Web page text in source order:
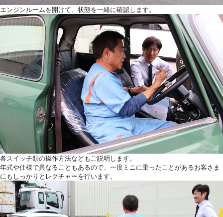
エンジンルームを開けて、状態を一緒に確認します。
各スイッチ類の操作方法などもご説明します。
年式や仕様で異なることもあるので、一度ミニに乗ったことがあるお客さま
にもしっかりとレクチャーを行います。